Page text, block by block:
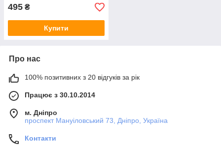
495 ₴
Купити
Про нас
100% позитивних з 20 відгуків за рік
Працює з 30.10.2014
м. Дніпро
проспект Мануіловський 73, Дніпро, Україна
Контакти